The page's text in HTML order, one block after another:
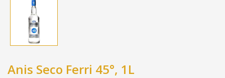
Anis Seco Ferri 45°, 1L